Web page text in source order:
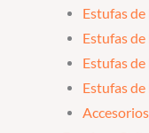
Estufas
Estufas
Estufas
Estufas